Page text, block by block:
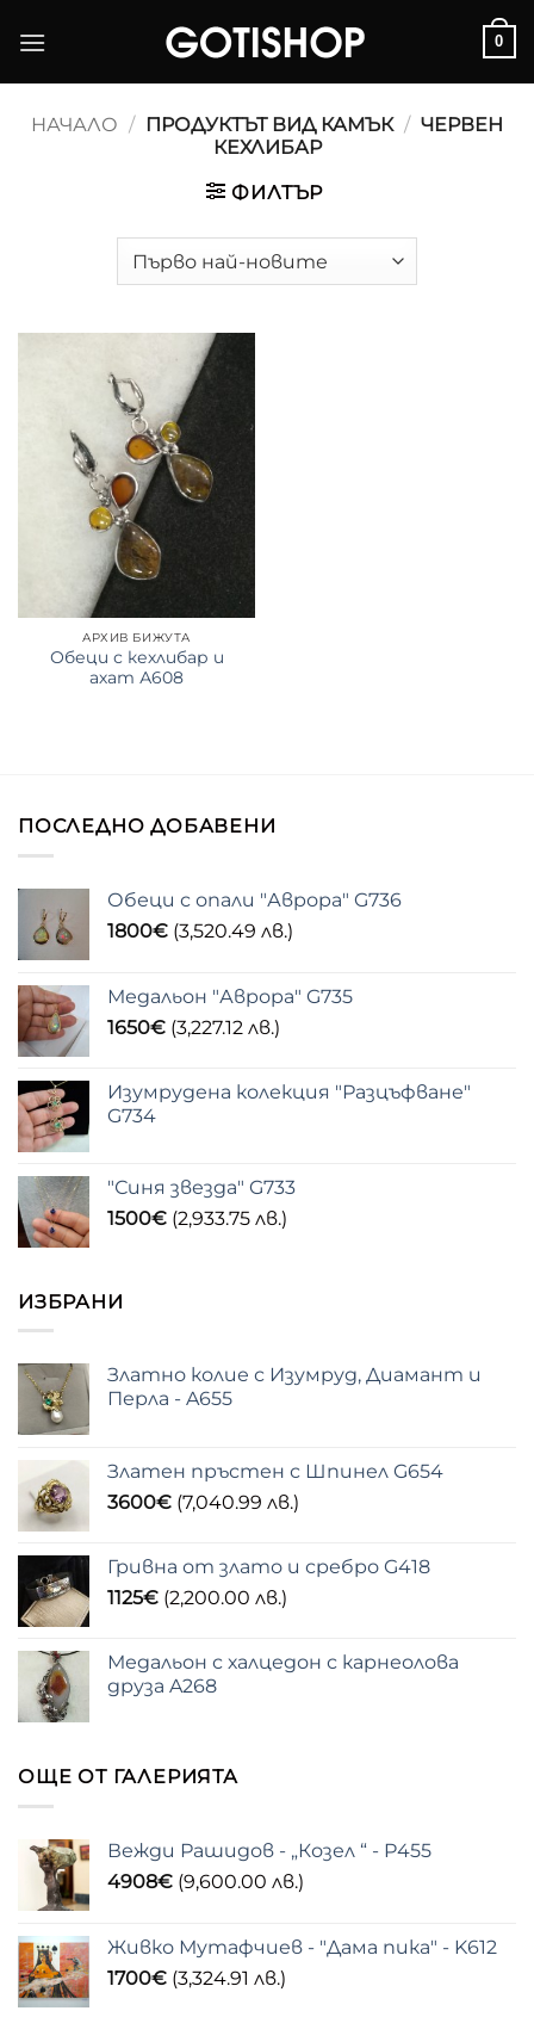
0
НАЧАЛО / ПРОДУКТЪТ ВИД КАМЪК / ЧЕРВЕН
КЕХЛИБАР
ФИЛТЪР
АРХИВ БИЖУТА
Обеци с кехлибар и
ахат А608
ПОСЛЕДНО ДОБАВЕНИ
Обеци с опали "Аврора" G736
1800€ (3,520.49 лв.)
Медальон "Аврора" G735
1650€ (3,227.12 лв.)
Изумрудена колекция "Разцъфване"
G734
"Синя звезда" G733
1500€ (2,933.75 лв.)
ИЗБРАНИ
Златно колие с Изумруд, Диамант и
Перла - A655
Златен пръстен с Шпинел G654
3600€ (7,040.99 лв.)
Гривна от злато и сребро G418
1125€ (2,200.00 лв.)
Медальон с халцедон с карнеолова
друза A268
ОЩЕ ОТ ГАЛЕРИЯТА
Вежди Рашидов - „Козел “ - P455
4908€ (9,600.00 лв.)
Живко Мутафчиев - "Дама пика" - K612
1700€ (3,324.91 лв.)